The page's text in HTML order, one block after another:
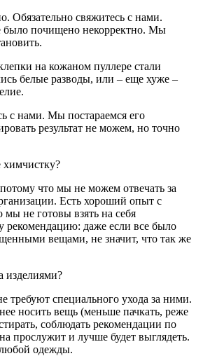
Обязательно свяжитесь с нами.
было почищено некорректно. Мы
на кожаном пуллере стали
белые разводы, или – еще хуже –
с нами. Мы постараемся его
результат не можем, но точно
что мы не можем отвечать за
Есть хороший опыт с
не готовы взять на себя
рекомендацию: даже если все было
вещами, не значит, что так же
требуют специального ухода за ними.
носить вещь (меньше пачкать, реже
соблюдать рекомендации по
прослужит и лучше будет выглядеть.
одежды.